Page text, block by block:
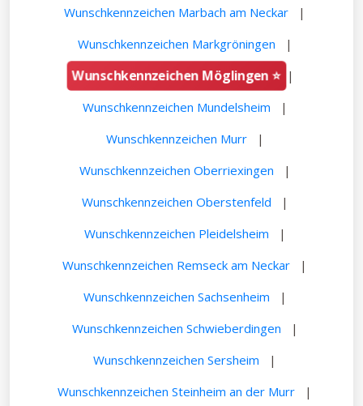
Wunschkennzeichen Marbach am Neckar
|
Wunschkennzeichen Markgröningen
|
Wunschkennzeichen Möglingen ⭐
|
Wunschkennzeichen Mundelsheim
|
Wunschkennzeichen Murr
|
Wunschkennzeichen Oberriexingen
|
Wunschkennzeichen Oberstenfeld
|
Wunschkennzeichen Pleidelsheim
|
Wunschkennzeichen Remseck am Neckar
|
Wunschkennzeichen Sachsenheim
|
Wunschkennzeichen Schwieberdingen
|
Wunschkennzeichen Sersheim
|
Wunschkennzeichen Steinheim an der Murr
|